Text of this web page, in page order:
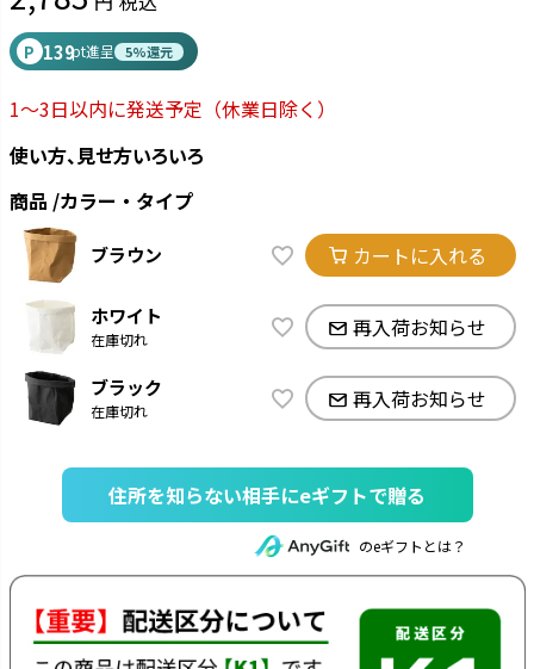
P 139pt進呈 5%還元
1～3日以内に発送予定 （休業日除く）
使い方、見せ方いろいろ
商品 カラー・タイプ
ブラウン カートに入れる
ホワイト
在庫切れ 再入荷お知らせ
ブラック
在庫切れ 再入荷お知らせ
住所を知らない相手にeギフトで贈る
のeギフトとは？